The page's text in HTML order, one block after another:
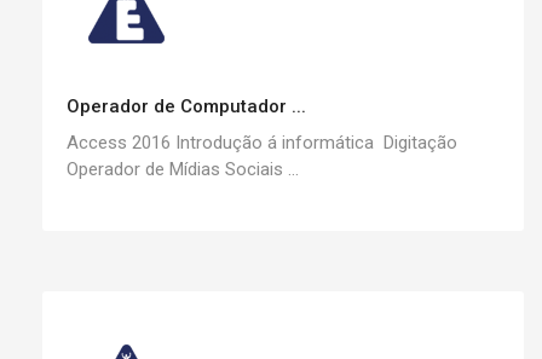
Operador de Computador ...
Access 2016 Introdução á informática Digitação
Operador de Mídias Sociais ...